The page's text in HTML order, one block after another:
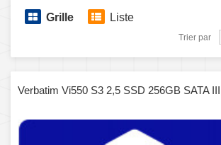
Grille Liste
Trier par
Verbatim Vi550 S3 2,5 SSD 256GB SATA